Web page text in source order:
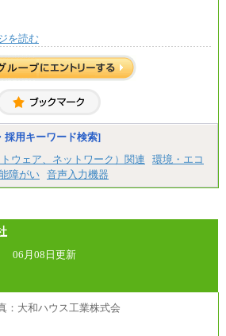
府、京都府、兵庫県、滋賀県
県、静岡県
道、宮城県、栃木県、群馬県、長野県、新
山県、石川県、岡山県、広島県、山口県、
福岡県
崎県、熊本県、宮崎県、鹿児島県、沖縄
・アルバイト
ーブ】
え、所定労働時間外に勤務をした場
間中も給与に変更はございません。
社・全職種共通＞
円以上～
中の給与に変更はありません。
を読む
採用キーワード検索]
ウェア、ネットワーク）関連
環境・エコ
障がい 音声入力機器
06月08日更新